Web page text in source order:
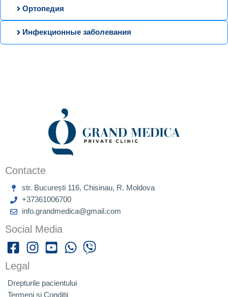
Ортопедия
Инфекционные заболевания
Contacte
str. București 116, Chisinau, R. Moldova
+37361006700
info.grandmedica@gmail.com
Social Media
Legal
Drepturile pacientului
Termeni și Condiții